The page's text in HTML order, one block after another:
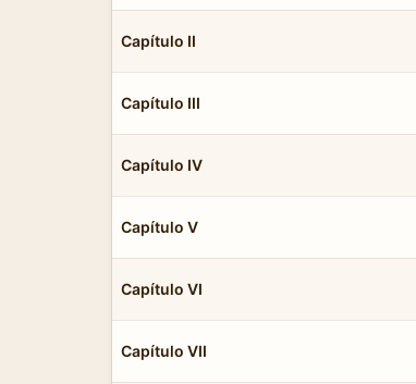
Capítulo II
Capítulo III
Capítulo IV
Capítulo V
Capítulo VI
Capítulo VII